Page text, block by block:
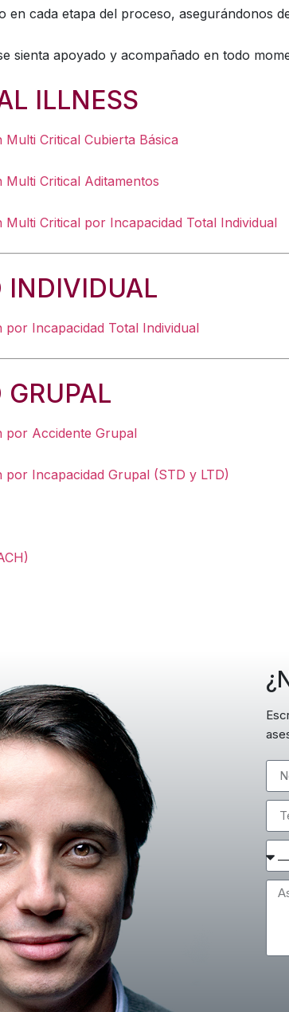
en cada etapa del proceso, asegurándonos
sienta apoyado y acompañado en todo
ILLNESS
Critical Cubierta Básica
Critical Aditamentos
Critical por Incapacidad Total Individual
INDIVIDUAL
Incapacidad Total Individual
por Accidente Grupal
Incapacidad Grupal (STD y LTD)